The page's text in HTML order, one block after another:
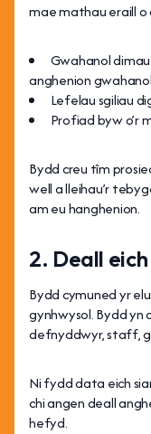
mae mathau eraill
Gwahanol
anghenion gwahanol
Lefelau sgiliau
Profiad byw o’r
Bydd creu tîm
well a lleihau’r
am eu hanghenion.
2. Deall
Bydd cymuned yr
gynhwysol. Bydd yn
defnyddwyr, staff,
Ni fydd data eich
chi angen deall
hefyd.